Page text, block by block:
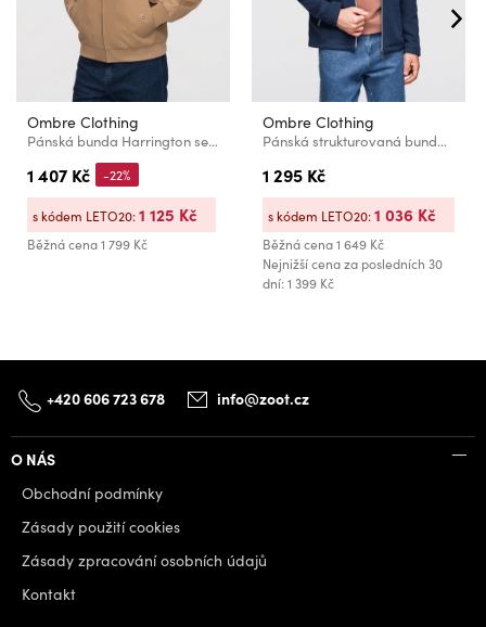
Ombre Clothing
Pánská bunda Harrington se stojáčkem a kostkovanou podšívkou - světle hnědá V5 OM-JANP-0326 Ombre Clothing
1 407 Kč
Běžná cena1 799 Kč
-22%
s kódem LETO20:1 125 Kč
Ombre Clothing
Pánská strukturovaná bunda se stojáčkem - tmavě modrá V1 OM-JANP-0229 Ombre Clothing
1 295 Kč
Běžná cena1 649 Kč
Nejnižší cena za posledních 30
dní: 1 399 Kč
s kódem LETO20:1 036 Kč
+420 606 723 678 info@zoot.cz
O NÁS
Obchodní podmínky
Zásady použití cookies
Zásady zpracování osobních údajů
Kontakt